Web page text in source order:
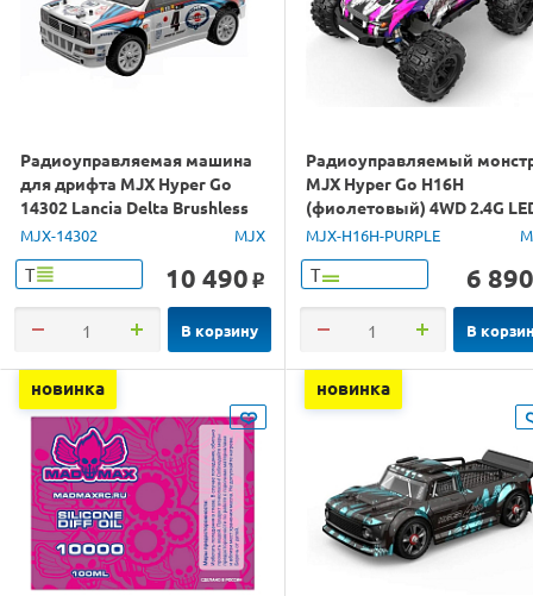
Радиоуправляемая машина
для дрифта MJX Hyper Go
14302 Lancia Delta Brushless
4WD 2.4G LED 1/14 RTR
MJX-14302 MJX
Т 10 490 o
В корзину
Радиоуправляемый
MJX Hyper Go H16H
(фиолетовый) 4WD 2.4G
GPS 1/16 RTR
MJX-H16H-PURPLE
Т 6 890
В
новинка новинка